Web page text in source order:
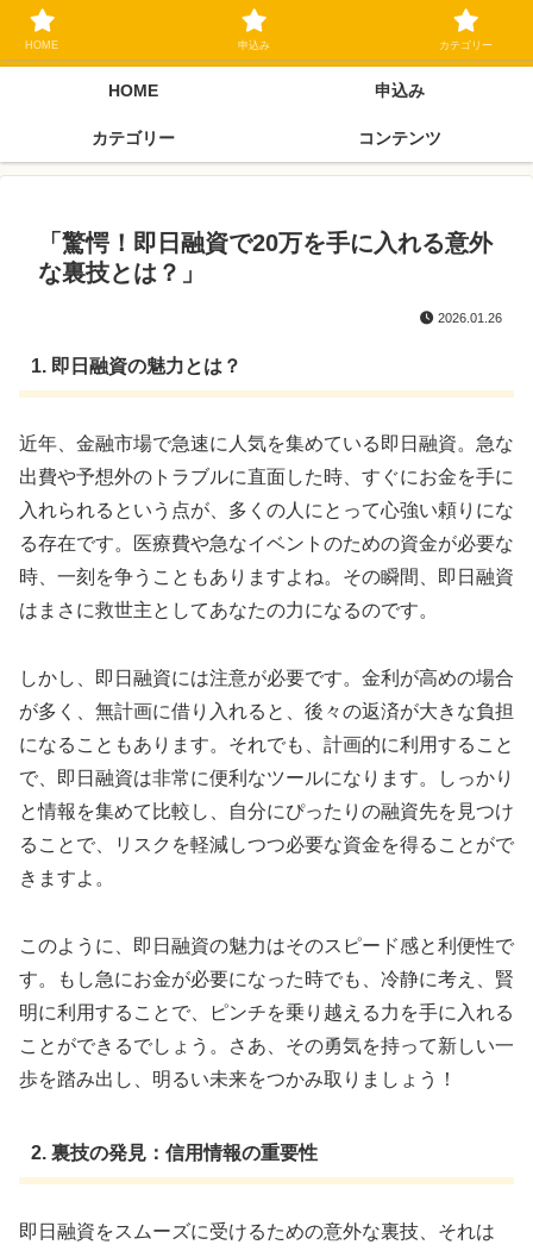
ブラックリスト長期延滞中でもOK 独自審査フリーローン 在籍確認なしの街
金クローネにご相談ください
HOME 申込み
カテゴリー コンテンツ
「驚愕！即日融資で20万を手に入れる意外
な裏技とは？」
2026.01.26
1. 即日融資の魅力とは？
近年、金融市場で急速に人気を集めている即日融資。急な
出費や予想外のトラブルに直面した時、すぐにお金を手に
入れられるという点が、多くの人にとって心強い頼りにな
る存在です。医療費や急なイベントのための資金が必要な
時、一刻を争うこともありますよね。その瞬間、即日融資
はまさに救世主としてあなたの力になるのです。
しかし、即日融資には注意が必要です。金利が高めの場合
が多く、無計画に借り入れると、後々の返済が大きな負担
になることもあります。それでも、計画的に利用すること
で、即日融資は非常に便利なツールになります。しっかり
と情報を集めて比較し、自分にぴったりの融資先を見つけ
ることで、リスクを軽減しつつ必要な資金を得ることがで
きますよ。
このように、即日融資の魅力はそのスピード感と利便性で
す。もし急にお金が必要になった時でも、冷静に考え、賢
明に利用することで、ピンチを乗り越える力を手に入れる
ことができるでしょう。さあ、その勇気を持って新しい一
歩を踏み出し、明るい未来をつかみ取りましょう！
2. 裏技の発見：信用情報の重要性
即日融資をスムーズに受けるための意外な裏技、それは
HOME 申込み カテゴリー